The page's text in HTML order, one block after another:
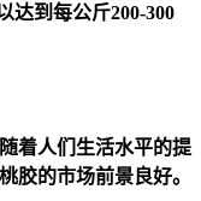
达到每公斤200-300
着人们生活水平的提
胶的市场前景良好。